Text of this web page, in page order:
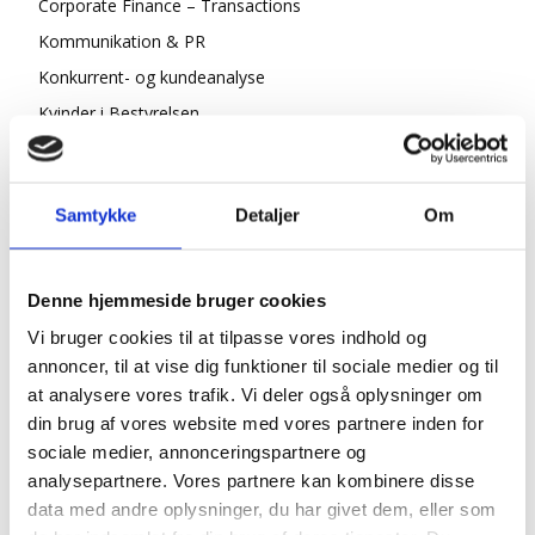
Samtykke Detaljer Om
Denne hjemmeside bruger cookies
Vi bruger cookies til at tilpasse vores indhold og
annoncer, til at vise dig funktioner til sociale medier og til
at analysere vores trafik. Vi deler også oplysninger om
din brug af vores website med vores partnere inden for
sociale medier, annonceringspartnere og
analysepartnere. Vores partnere kan kombinere disse
data med andre oplysninger, du har givet dem, eller som
Corporate Finance – Transactions
Kommunikation & PR
Konkurrent- og kundeanalyse
Kvinder i Bestyrelsen
Risk & Compliance
Ledelsesansvarsforsikringer
ESG/ CSR
Strategi & Forretningsudvikling
Økonomisk Rådgivning
Log ind
Køb adgang